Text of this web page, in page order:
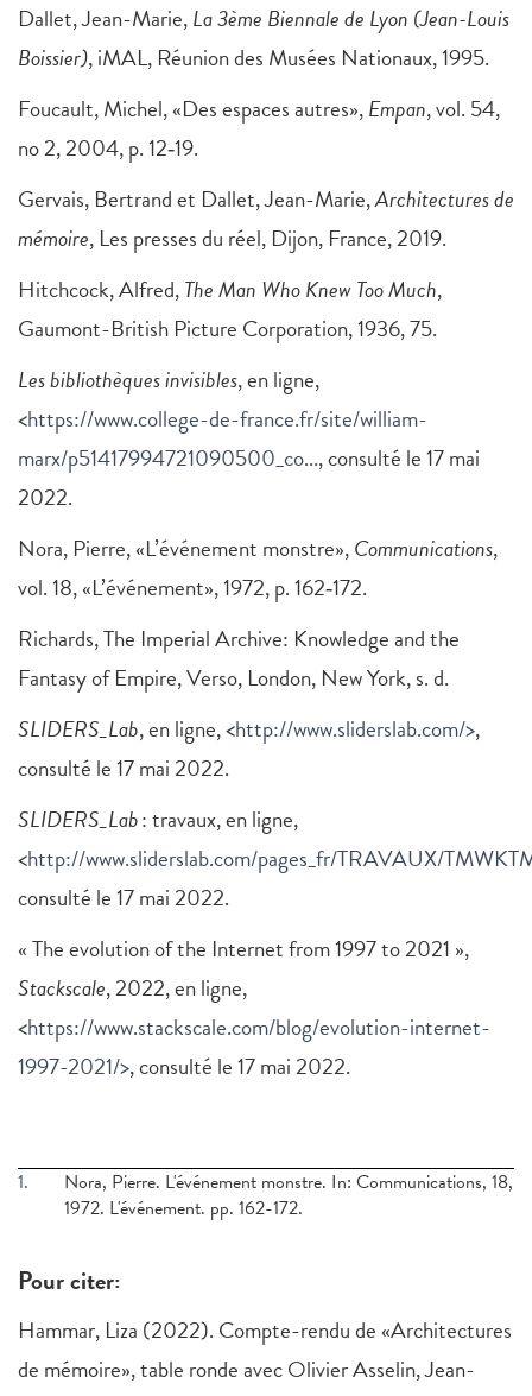
Dallet, Jean-Marie,La 3ème Biennale de Lyon (Jean-Louis
Boissier), iMAL, Réunion des Musées Nationaux, 1995.
Foucault, Michel, «Des espaces autres»,Empan, vol. 54,
no 2, 2004, p. 12‑19.
Gervais, Bertrand et Dallet, Jean-Marie,Architectures de
mémoire, Les presses du réel, Dijon, France, 2019.
Hitchcock, Alfred,The Man Who Knew Too Much,
Gaumont-British Picture Corporation, 1936, 75.
Les bibliothèques invisibles, en ligne,
<https://www.college-de-france.fr/site/william-
marx/p51417994721090500_co..., consulté le 17 mai
2022.
Nora, Pierre, «L’événement monstre»,Communications,
vol. 18, «L’événement», 1972, p. 162‑172.
Richards, The Imperial Archive: Knowledge and the
Fantasy of Empire, Verso, London, New York, s. d.
SLIDERS_Lab, en ligne, <http://www.sliderslab.com/>,
consulté le 17 mai 2022.
SLIDERS_Lab: travaux, en ligne,
<http://www.sliderslab.com/pages_fr/TRAVAUX/
consulté le 17 mai 2022.
« The evolution of the Internet from 1997 to 2021 »,
Stackscale, 2022, en ligne,
<https://www.stackscale.com/blog/evolution-internet-
1997-2021/>, consulté le 17 mai 2022.
1.
Nora, Pierre. L'événement monstre. In: Communications, 18,
1972. L'événement. pp. 162-172.
Pour citer:
Hammar, Liza (2022). Compte-rendu de «Architectures
de mémoire», table ronde avec Olivier Asselin, Jean-